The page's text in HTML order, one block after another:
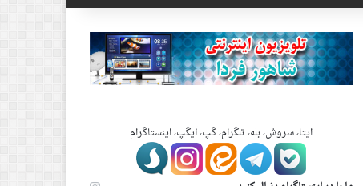
ایتا، سروش، بله، تلگرام، گپ، آیگپ، اینستاگرام